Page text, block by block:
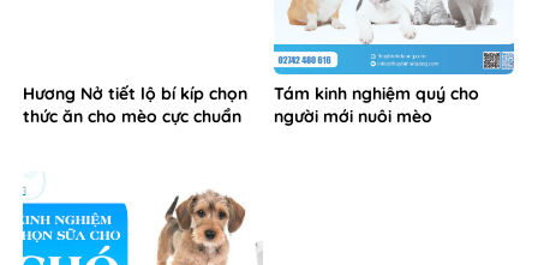
Hương Nở tiết lộ bí kíp chọn
thức ăn cho mèo cực chuẩn
Tám kinh nghiệm quý cho
người mới nuôi mèo